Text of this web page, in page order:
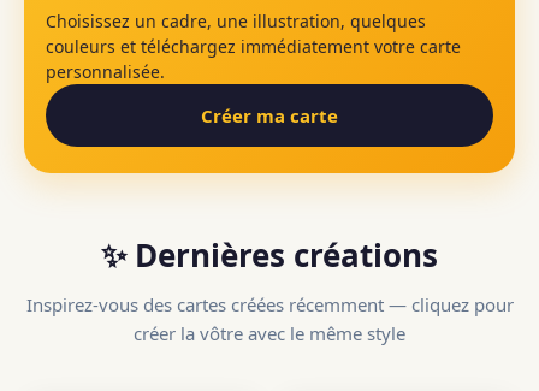
Choisissez un cadre, une illustration, quelques
couleurs et téléchargez immédiatement votre carte
personnalisée.
Créer ma carte
✨ Dernières créations
Inspirez-vous des cartes créées récemment — cliquez pour
créer la vôtre avec le même style